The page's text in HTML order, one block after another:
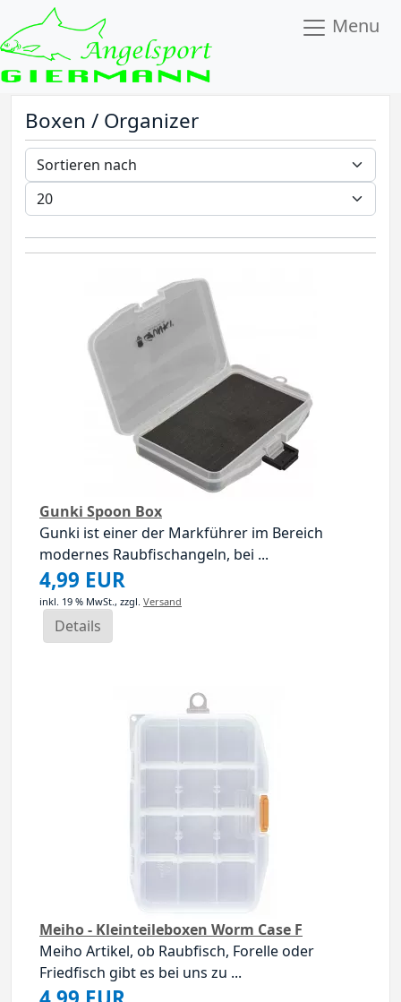
Menu
Boxen / Organizer
Gunki Spoon Box
Gunki ist einer der Markführer im Bereich
modernes Raubfischangeln, bei ...
4,99 EUR
inkl. 19 % MwSt., zzgl. Versand
Details
Meiho - Kleinteileboxen Worm Case F
Meiho Artikel, ob Raubfisch, Forelle oder
Friedfisch gibt es bei uns zu ...